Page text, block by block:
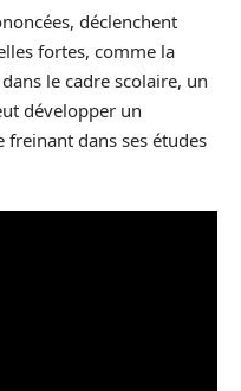
déclenchent
fortes, comme la
le cadre scolaire, un
développer un
dans ses études